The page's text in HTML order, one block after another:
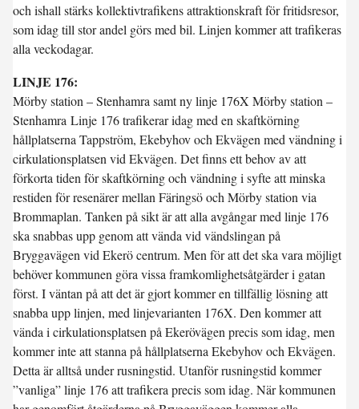
och ishall stärks kollektivtrafikens attraktionskraft för fritidsresor,
som idag till stor andel görs med bil. Linjen kommer att trafikeras
alla veckodagar.
LINJE 176:
Mörby station – Stenhamra samt ny linje 176X Mörby station –
Stenhamra Linje 176 trafikerar idag med en skaftkörning
hållplatserna Tappström, Ekebyhov och Ekvägen med vändning i
cirkulationsplatsen vid Ekvägen. Det finns ett behov av att
förkorta tiden för skaftkörning och vändning i syfte att minska
restiden för resenärer mellan Färingsö och Mörby station via
Brommaplan. Tanken på sikt är att alla avgångar med linje 176
ska snabbas upp genom att vända vid vändslingan på
Bryggavägen vid Ekerö centrum. Men för att det ska vara möjligt
behöver kommunen göra vissa framkomlighetsåtgärder i gatan
först. I väntan på att det är gjort kommer en tillfällig lösning att
snabba upp linjen, med linjevarianten 176X. Den kommer att
vända i cirkulationsplatsen på Ekerövägen precis som idag, men
kommer inte att stanna på hållplatserna Ekebyhov och Ekvägen.
Detta är alltså under rusningstid. Utanför rusningstid kommer
”vanliga” linje 176 att trafikera precis som idag. När kommunen